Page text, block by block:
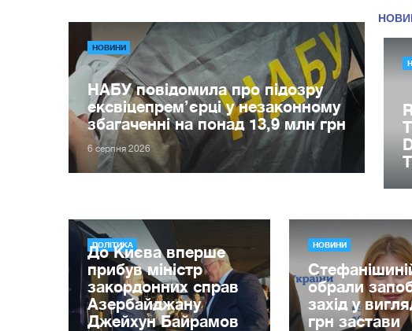
НОВИНИ
НАБУ повідомила про підозру
ексвіцепрем’єрці у незаконному
збагаченні на понад 13,9 млн грн
6 серпня 2026
ПОЛІТИКА
До Києва вперше
прибув міністр
закордонних справ
Азербайджану
Джейхун Байрамов
НОВИНИ
обрали
захід у
грн застави